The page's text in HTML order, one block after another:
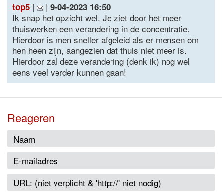
top5 | | 9-04-2023 16:50
Ik snap het opzicht wel. Je ziet door het meer
thuiswerken een verandering in de concentratie.
Hierdoor is men sneller afgeleid als er mensen om
hen heen zijn, aangezien dat thuis niet meer is.
Hierdoor zal deze verandering (denk ik) nog wel
eens veel verder kunnen gaan!
Reageren